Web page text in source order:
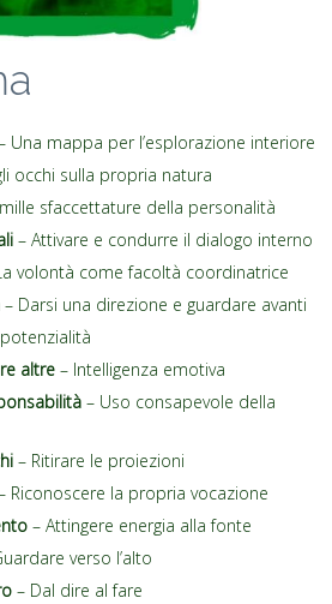
Una mappa per l’esplorazione interiore
occhi sulla propria natura
sfaccettature della personalità
– Attivare e condurre il dialogo interno
volontà come facoltà coordinatrice
– Darsi una direzione e guardare avanti
altre – Intelligenza emotiva
– Uso consapevole della
– Ritirare le proiezioni
Riconoscere la propria vocazione
– Attingere energia alla fonte
verso l’alto
– Dal dire al fare